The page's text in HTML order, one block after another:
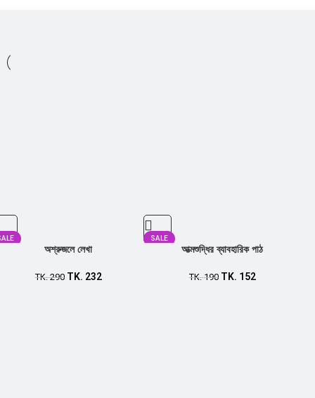
অশ্রুজলে লেখা
TK.290 TK. 232
SALE
আত্মশুদ্ধির ব্যাবহারিক পাঠ
TK.190 TK. 152